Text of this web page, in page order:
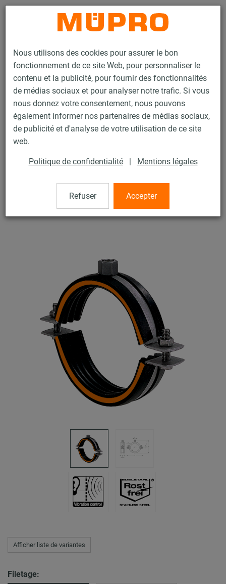
Nous utilisons des cookies pour assurer le bon
fonctionnement de ce site Web, pour personnaliser le
contenu et la publicité, pour fournir des fonctionnalités
de médias sociaux et pour analyser notre trafic. Si vous
nous donnez votre consentement, nous pouvons
également informer nos partenaires de médias sociaux,
de publicité et d'analyse de votre utilisation de ce site
web.
Politique de confidentialité | Mentions légales
Refuser Accepter
Contact
Produits Technique de fixation Colliers Collier SPIRO
23 / 60
Collier Spiro DÄMMGULAST® Junior, M8, 315,0 mm, Inox
Afficher liste de variantes
Filetage: